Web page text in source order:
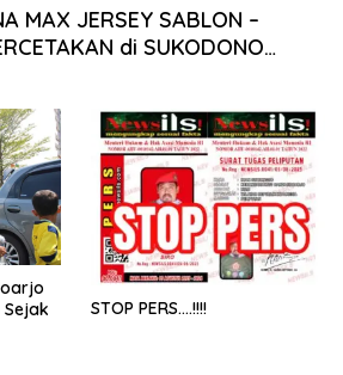
MAX JERSEY SABLON –
di SUKODONO
STOP PERS….!!!!